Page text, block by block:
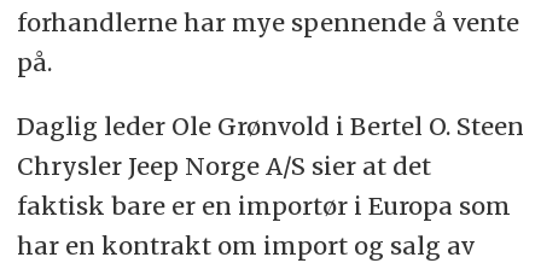
forhandlerne har mye spennende å vente
på.
Daglig leder Ole Grønvold i Bertel O. Steen
Chrysler Jeep Norge A/S sier at det
faktisk bare er en importør i Europa som
har en kontrakt om import og salg av